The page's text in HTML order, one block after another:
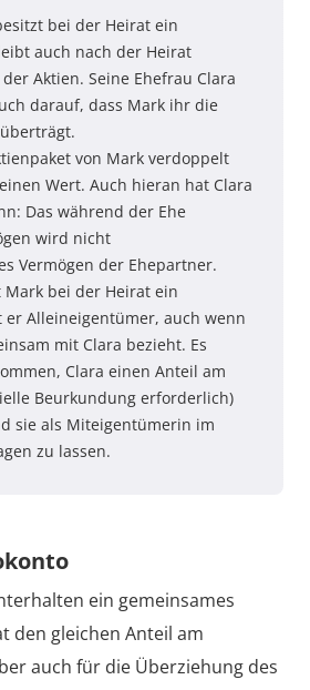
bei der Heirat ein
auch nach der Heirat
Aktien. Seine Ehefrau Clara
darauf, dass Mark ihr die
von Mark verdoppelt
Wert. Auch hieran hat Clara
Das während der Ehe
wird nicht
Vermögen der Ehepartner.
Mark bei der Heirat ein
er Alleineigentümer, auch wenn
mit Clara bezieht. Es
Clara einen Anteil am
Beurkundung erforderlich)
sie als Miteigentümerin im
zu lassen.
ein gemeinsames
den gleichen Anteil am
auch für die Überziehung des